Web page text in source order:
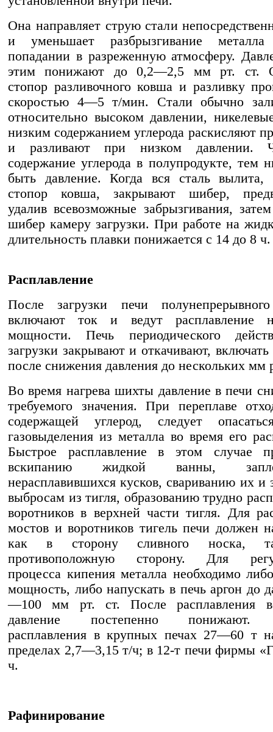
Она направляет струю стали
и уменьшает разбрызгивание
попадании в разреженную атмосферу.
этим понижают до 0,2—2,5 мм рт. ст.
стопор разливочного ковша и разливку
скоростью 4—5 т/мин. Стали обычно
относительно высоком давлении,
низким содержанием углерода раскисляют
и разливают при низком давлении.
содержание углерода в полупродукте, тем
быть давление. Когда вся сталь вылита,
стопор ковша, закрывают шибер,
удалив всевозможные забрызгивания,
шибер камеру загрузки. При работе на
длительность плавки понижается с 14 до 8 ч.
Расплавление
После загрузки печи
включают ток и ведут расплавление
мощности. Печь периодического
загрузки закрывают и откачивают,
после снижения давления до нескольких мм
Во время нагрева шихты давление в печи
требуемого значения. При переплаве
содержащей углерод, следует
газовыделения из металла во время его
Быстрое расплавление в этом случае
вскипанию жидкой ванны,
нерасплавившихся кусков, свариванию их и
выбросам из тигля, образованию трудно
воротников в верхней части тигля. Для
мостов и воротников тигель печи должен
как в сторону сливного
противоположную сторону. Для
процесса кипения металла необходимо
мощность, либо напускать в печь аргон до
—100 мм рт. ст. После расплавления
давление постепенно понижают.
расплавления в крупных печах 27—60 т
пределах 2,7—3,15 т/ч; в 12-т печи фирмы
ч.
Рафинирование